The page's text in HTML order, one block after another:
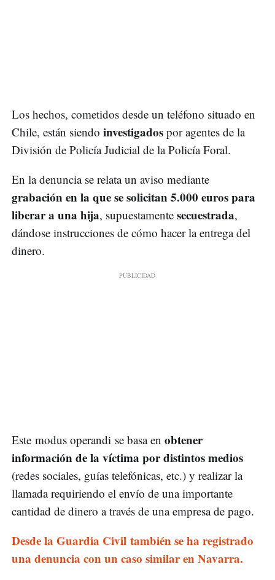
Los hechos, cometidos desde un teléfono situado en
Chile, están siendo investigados por agentes de la
División de Policía Judicial de la Policía Foral.
En la denuncia se relata un aviso mediante
grabación en la que se solicitan 5.000 euros para
liberar a una hija, supuestamente secuestrada,
dándose instrucciones de cómo hacer la entrega del
dinero.
Este modus operandi se basa en obtener
información de la víctima por distintos medios
(redes sociales, guías telefónicas, etc.) y realizar la
llamada requiriendo el envío de una importante
cantidad de dinero a través de una empresa de pago.
Desde la Guardia Civil también se ha registrado
una denuncia con un caso similar en Navarra.